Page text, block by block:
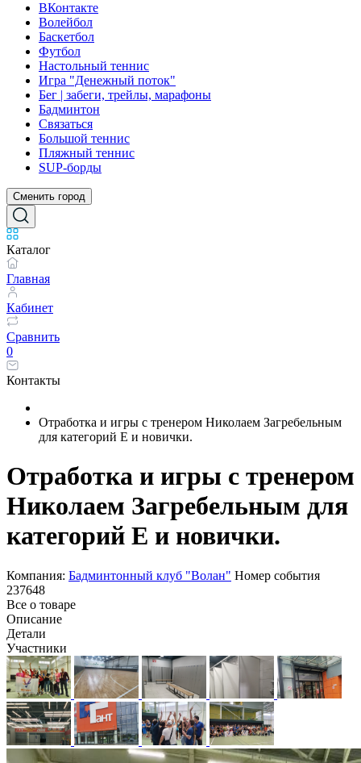
ВКонтакте
Волейбол
Баскетбол
Футбол
Настольный теннис
Игра "Денежный поток"
Бег | забеги, трейлы, марафоны
Бадминтон
Связаться
Большой теннис
Пляжный теннис
SUP-борды
Сменить город
Каталог
Главная
Кабинет
Сравнить
0
Контакты
Отработка и игры с тренером Николаем Загребельным
для категорий Е и новички.
Отработка и игры с тренером
Николаем Загребельным для
категорий Е и новички.
Компания: Бадминтонный клуб "Волан" Номер события
237648
Все о товаре
Описание
Детали
Участники